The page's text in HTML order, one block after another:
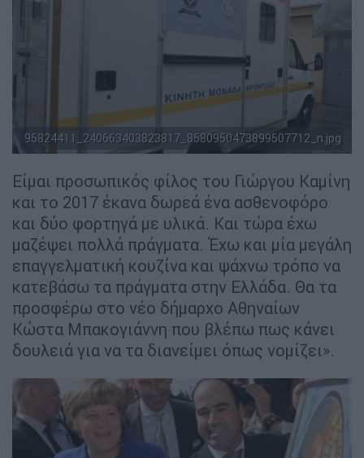
95824411_240663403823817_8580950473899507712_n.jpg
Είμαι προσωπικός φίλος του Γιώργου Καμίνη
και το 2017 έκανα δωρεά ένα ασθενοφόρο
και δύο φορτηγά με υλικά. Και τώρα έχω
μαζέψει πολλά πράγματα. Έχω και μία μεγάλη
επαγγελματική κουζίνα και ψάχνω τρόπο να
κατεβάσω τα πράγματα στην Ελλάδα. Θα τα
προσφέρω στο νέο δήμαρχο Αθηναίων
Κώστα Μπακογιάννη που βλέπω πως κάνει
δουλειά για να τα διανείμει όπως νομίζει».